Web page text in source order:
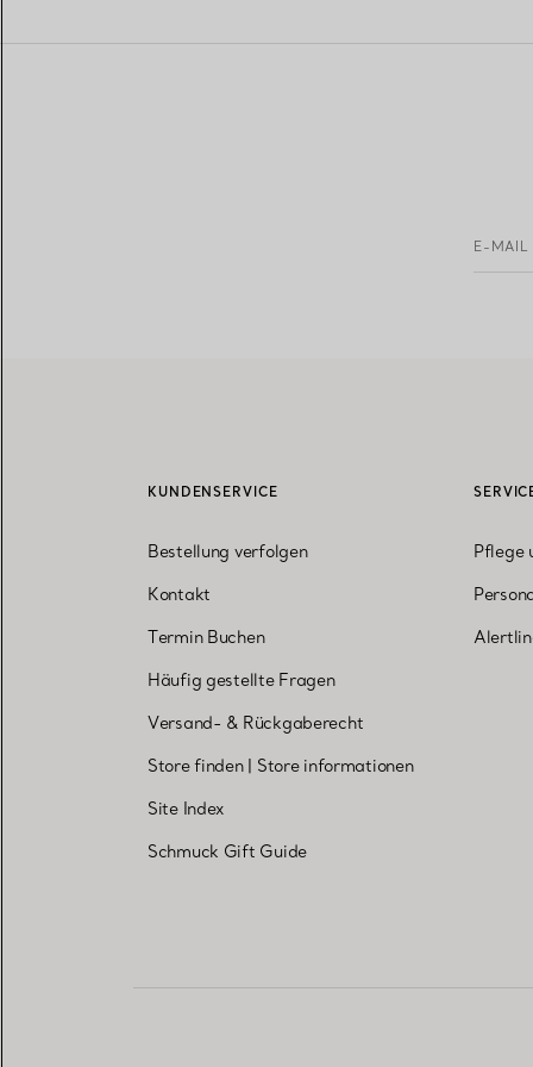
E-MAIL
KUNDENSERVICE
Bestellung verfolgen
Kontakt
Termin Buchen
Häufig gestellte Fragen
Versand- & Rückgaberecht
Store finden| Store informationen
Site Index
Schmuck Gift Guide
Pflege